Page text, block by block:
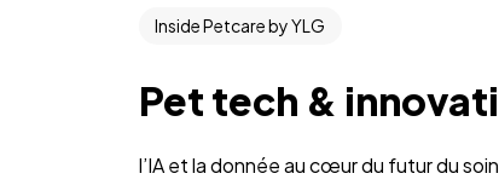
Inside Petcare by YLG
Pet tech &
l’IA et la donnée au cœur du futur du